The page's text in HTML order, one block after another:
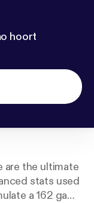
hoort
are the ultimate
stats used
a 162 game